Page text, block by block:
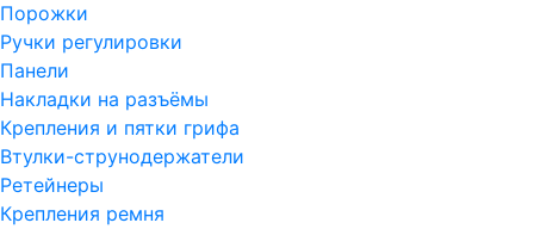
Порожки
Ручки регулировки
Панели
Накладки на разъёмы
Крепления и пятки грифа
Втулки-струнодержатели
Ретейнеры
Крепления ремня